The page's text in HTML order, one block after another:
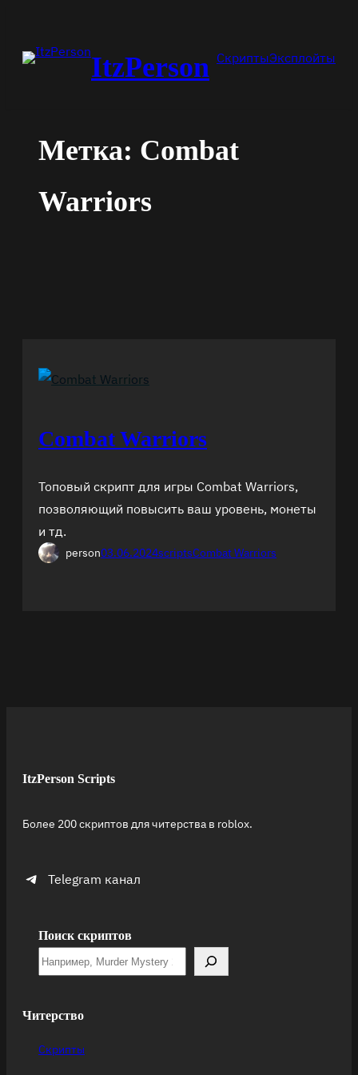
содержимомуItzPerson СкриптыЭксплойты
Метка: Combat
Warriors
Combat Warriors
Топовый скрипт для игры Combat Warriors,
позволяющий повысить ваш уровень, монеты
и тд.
person03.06.2024scriptsCombat Warriors
ItzPerson Scripts
Более 200 скриптов для читерства в roblox.
Telegram канал
Поиск скриптов
Читерство
Скрипты